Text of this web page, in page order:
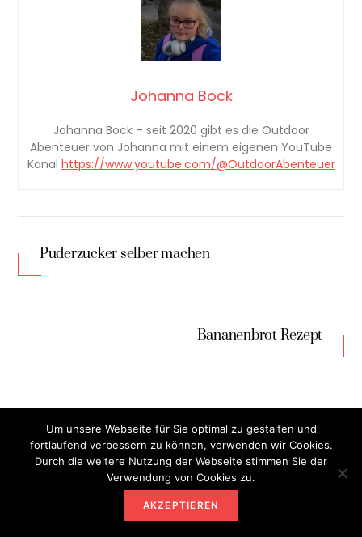
Johanna Bock
Johanna Bock – seit 2020 gibt es die Outdoor
Abenteuer von Johanna mit einem eigenen YouTube
Kanal https://www.youtube.com/@OutdoorAbenteuer
Puderzucker selber machen
Bananenbrot Rezept
RELATED POSTS
Um unsere Webseite für Sie optimal zu gestalten und
fortlaufend verbessern zu können, verwenden wir Cookies.
Durch die weitere Nutzung der Webseite stimmen Sie der
Verwendung von Cookies zu.
AKZEPTIEREN